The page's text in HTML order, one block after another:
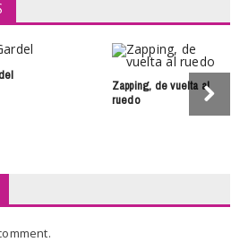
Zapping, de vuelta al
ruedo